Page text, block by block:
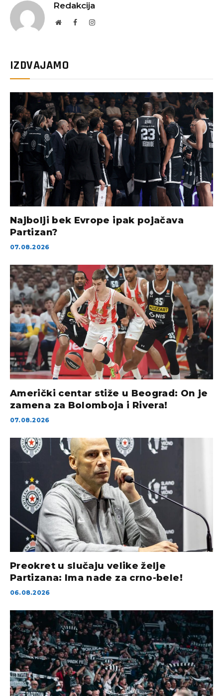
Redakcija
WebsiteFacebookInstagram
IZDVAJAMO
Najbolji bek Evrope ipak pojačava
Partizan?
07.08.2026
Američki centar stiže u Beograd: On je
zamena za Bolomboja i Rivera!
07.08.2026
Preokret u slučaju velike želje
Partizana: Ima nade za crno-bele!
06.08.2026